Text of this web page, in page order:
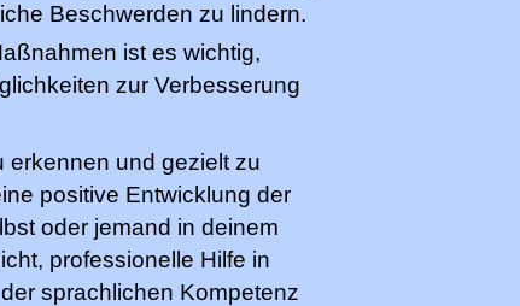
Beschwerden zu lindern.
ist es wichtig,
zur Verbesserung
erkennen und gezielt zu
positive Entwicklung der
oder jemand in deinem
professionelle Hilfe in
sprachlichen Kompetenz